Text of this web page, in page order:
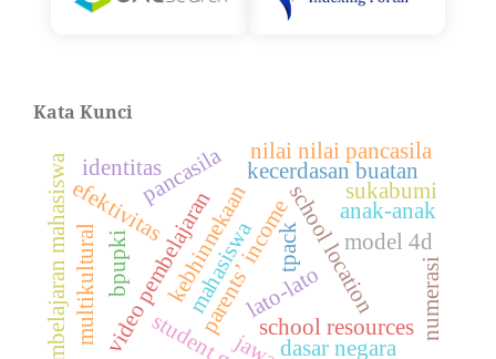
Kata Kunci
parents’ incomeschool location
school resources
model 4d
video pembelajaran
kecerdasan buatan
efektivitas
pembelajaran mahasiswa tpack
pancasila
dasar negara
bpupki lato-lato
anak-anak
sukabumi
multikultural mahasiswa numerasi
identitas
kebhinnekaan
nilai nilai pancasila